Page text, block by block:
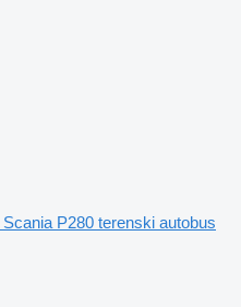
Scania P280 terenski autobus